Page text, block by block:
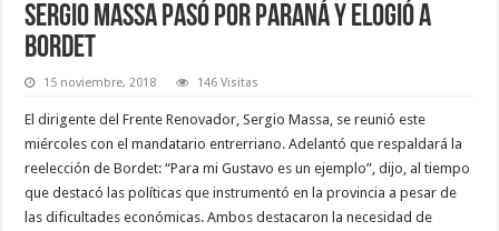
Sergio Massa pasó por Paraná y elogió a
Bordet
15 noviembre, 2018 146 Visitas
El dirigente del Frente Renovador, Sergio Massa, se reunió este
miércoles con el mandatario entrerriano. Adelantó que respaldará la
reelección de Bordet: “Para mi Gustavo es un ejemplo”, dijo, al tiempo
que destacó las políticas que instrumentó en la provincia a pesar de
las dificultades económicas. Ambos destacaron la necesidad de